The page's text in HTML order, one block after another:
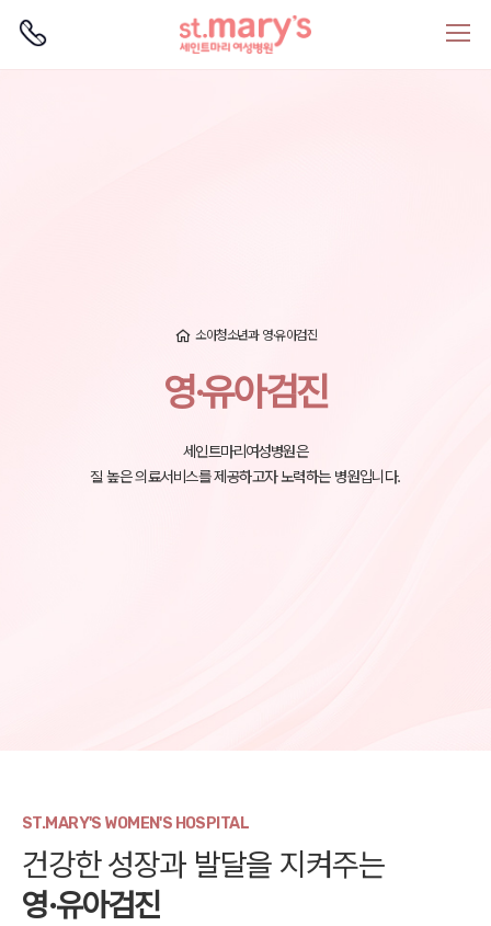
소아청소년과 영·유아검진
영·유아검진
세인트마리여성병원은
질 높은 의료서비스를 제공하고자 노력하는 병원입니다.
ST.MARY'S WOMEN'S HOSPITAL
건강한 성장과 발달을 지켜주는
영·유아검진